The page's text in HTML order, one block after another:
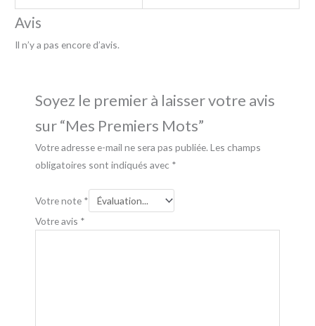
Avis
Il n’y a pas encore d’avis.
Soyez le premier à laisser votre avis
sur “Mes Premiers Mots”
Votre adresse e-mail ne sera pas publiée. Les champs
obligatoires sont indiqués avec *
Votre note *
Votre avis *